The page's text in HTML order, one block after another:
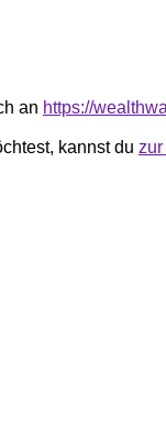
an https://
kannst du